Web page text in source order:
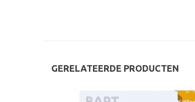
GERELATEERDE PRODUCTEN